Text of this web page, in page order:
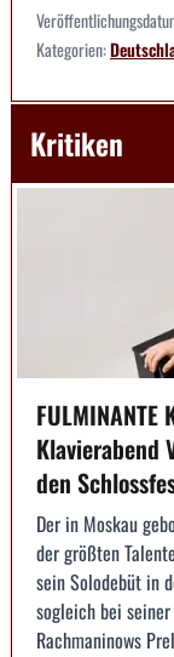
Kategorien:
Kritiken
FULMINANTE
Klavierabend
den
Der in Moskau
der größten
sein Solodebüt in
sogleich bei
Rachmaninows